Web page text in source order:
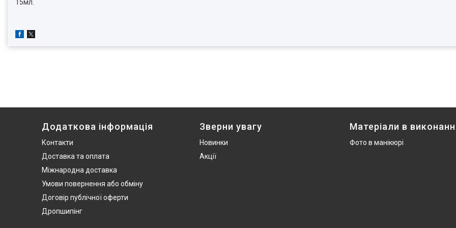
15мл.
Додаткова інформація
Контакти
Доставка та оплата
Міжнародна доставка
Умови повернення або обміну
Договір публічної оферти
Дропшипінг
Зверни увагу
Новинки
Акції
Матеріали в
Фото в манікюрі